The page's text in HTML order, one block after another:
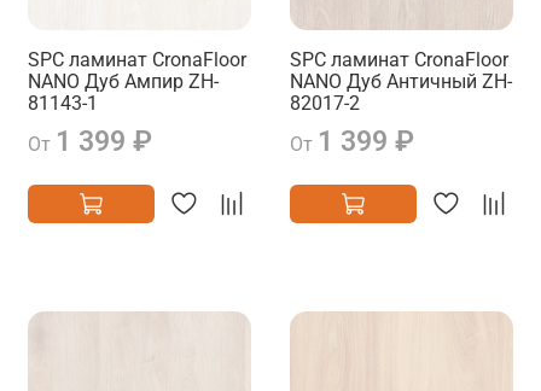
SPC ламинат CronaFloor
NANO Дуб Ампир ZH-
81143-1
От 1 399 ₽
SPC ламинат CronaFloor
NANO Дуб Античный ZH-
82017-2
От 1 399 ₽